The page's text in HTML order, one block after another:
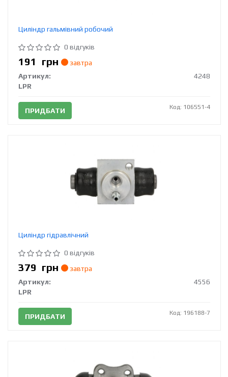
Циліндр гальмівний робочий
0 відгуків
191 грн
завтра
Артикул:
4248
LPR
ПРИДБАТИ Код: 106551-4
Циліндр гідравлічний
0 відгуків
379 грн
завтра
Артикул:
4556
LPR
ПРИДБАТИ Код: 196188-7